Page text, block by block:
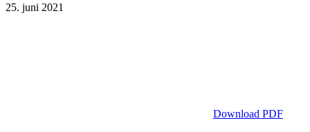
25. juni 2021
Download PDF